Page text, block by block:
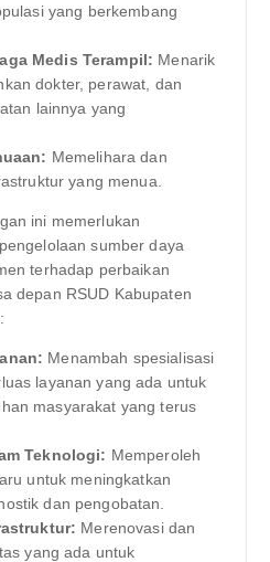
yang berkembang
Medis Terampil: Menarik
dokter, perawat, dan
lainnya yang
Memelihara dan
yang menua.
ini memerlukan
sumber daya
terhadap perbaikan
depan RSUD Kabupaten
Menambah spesialisasi
layanan yang ada untuk
masyarakat yang terus
Teknologi: Memperoleh
untuk meningkatkan
dan pengobatan.
Merenovasi dan
yang ada untuk